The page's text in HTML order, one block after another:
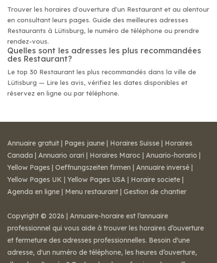
Trouver les horaires d'ouverture d'un Restaurant et au alentour
en consultant leurs pages. Guide des meilleures adresses
Restaurants à Lütisburg, le numéro de téléphone ou prendre
rendez-vous.
Quelles sont les adresses les plus recommandées
des Restaurant?
Le top 30 Restaurant les plus recommandés dans la ville de
Lütisburg — Lire les avis, vérifiez les dates disponibles et
réservez en ligne ou par téléphone.
Annuaire gratuit | Pages jaune | Horaires Suisse | Horaires
Canada | Annuario orari | Horaires Maroc | Anuario-horario |
Yellow Pages | Oeffnungszeiten firmen | Annuaire inversé |
Yellow Pages UK | Yellow Pages USA | Horaire societe |
Agenda en ligne | Menu restaurant | Gestion de chantier
Copyright © 2026 | Annuaire-horaire est l’annuaire
professionnel qui vous aide à trouver les horaires d’ouverture
et fermeture des adresses professionnelles. Besoin d'une
adresse, d'un numéro de téléphone, les heures d’ouverture,